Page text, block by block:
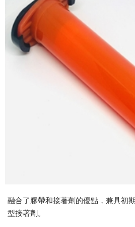
融合了膠帶和接著劑的優點，兼具初
型接著劑。